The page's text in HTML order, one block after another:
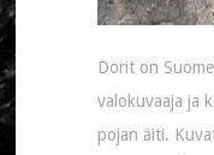
Dorit on
valokuvaaja ja
pojan äiti.